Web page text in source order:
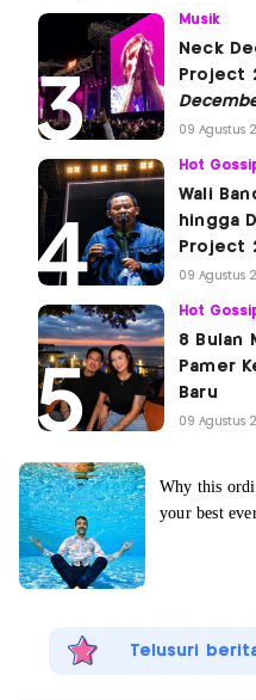
Musik
Neck
Project
09 Agustus
Hot
Wali
hingga
Project
09 Agustus
Hot
8 Bulan
Pamer
Baru
09 Agustus
Telusuri